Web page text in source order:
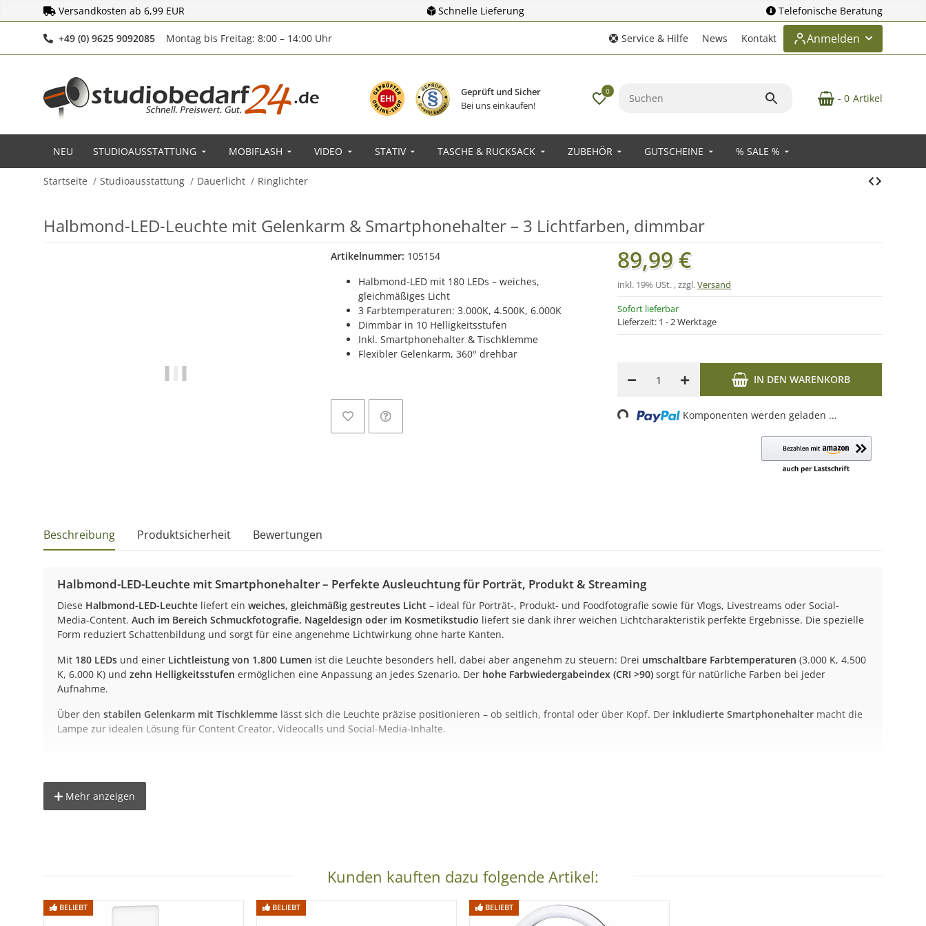
Versandkosten ab 6,99 EUR Schnelle Lieferung Telefonische Beratung
+49 (0) 9625 9092085Telefonnummer
Montag bis Freitag: 8:00 – 14:00 Uhr Service & Hilfe News Kontakt Anmelden
Geprüft und Sicher
Bei uns einkaufen!
0
- 0 Artikel
NEU STUDIOAUSSTATTUNG MOBIFLASH VIDEO STATIV TASCHE & RUCKSACK ZUBEHÖR GUTSCHEINE % SALE %
Startseite Studioausstattung Dauerlicht Ringlichter
Halbmond-LED-Leuchte mit Gelenkarm & Smartphonehalter – 3 Lichtfarben, dimmbar
Artikelnummer: 105154
Halbmond-LED mit 180 LEDs – weiches,
gleichmäßiges Licht
3 Farbtemperaturen: 3.000K, 4.500K, 6.000K
Dimmbar in 10 Helligkeitsstufen
Inkl. Smartphonehalter & Tischklemme
Flexibler Gelenkarm, 360° drehbar
Sofort lieferbar
Lieferzeit: 1 - 2 Werktage
89,99 €
inkl. 19% USt. , zzgl.Versand
IN DEN WARENKORB
Loading... Komponenten werden geladen ...
Beschreibung Produktsicherheit Bewertungen
Halbmond-LED-Leuchte mit Smartphonehalter – Perfekte Ausleuchtung für Porträt, Produkt & Streaming
Diese Halbmond-LED-Leuchte liefert ein weiches, gleichmäßig gestreutes Licht – ideal für Porträt-, Produkt- und Foodfotografie sowie für Vlogs, Livestreams oder Social-
Media-Content. Auch im Bereich Schmuckfotografie, Nageldesign oder im Kosmetikstudio liefert sie dank ihrer weichen Lichtcharakteristik perfekte Ergebnisse. Die spezielle
Form reduziert Schattenbildung und sorgt für eine angenehme Lichtwirkung ohne harte Kanten.
Mit 180 LEDs und einer Lichtleistung von 1.800 Lumen ist die Leuchte besonders hell, dabei aber angenehm zu steuern: Drei umschaltbare Farbtemperaturen (3.000 K, 4.500
K, 6.000 K) und zehn Helligkeitsstufen ermöglichen eine Anpassung an jedes Szenario. Der hohe Farbwiedergabeindex (CRI >90) sorgt für natürliche Farben bei jeder
Aufnahme.
Über den stabilen Gelenkarm mit Tischklemme lässt sich die Leuchte präzise positionieren – ob seitlich, frontal oder über Kopf. Der inkludierte Smartphonehalter macht die
Lampe zur idealen Lösung für Content Creator, Videocalls und Social-Media-Inhalte.
Gleichmäßige Ausleuchtung:
Flexible Befestigung:Gelenkarm & Tischklemme
Mehr anzeigen
Kunden kauften dazu folgende Artikel:
BELIEBT BELIEBT BELIEBT